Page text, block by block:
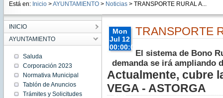
Está en: Inicio >AYUNTAMIENTO> Noticias> TRANSPORTE RURAL A...
INICIO
AYUNTAMIENTO
Saluda
Corporación 2023
Normativa Municipal
Tablón de Anuncios
Trámites y Solicitudes
Mon
Jul 12
00:00:00
2021
Mon Jul
12
CEST
2021
TRANSPORTE
El sistema de Bono
demanda se irá ampliando
Actualmente, cubre
VEGA - ASTORGA